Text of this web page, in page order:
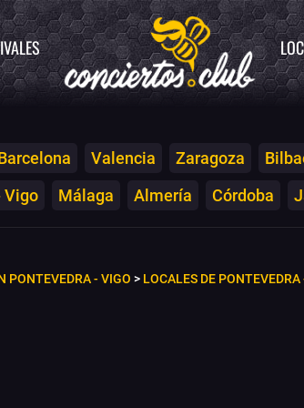
Valencia Zaragoza
Vigo Málaga Almería Córdoba
PONTEVEDRA - VIGO > LOCALES DE PONTEVEDRA